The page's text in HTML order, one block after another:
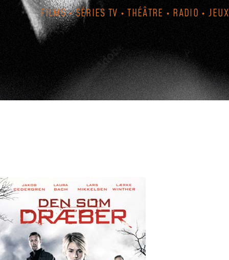
FILMS • SÉRIES TV • THÉÂTRE • RADIO • JEUX